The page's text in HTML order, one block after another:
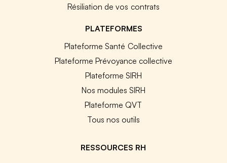
Résiliation de vos contrats
PLATEFORMES
Plateforme Santé Collective
Plateforme Prévoyance collective
Plateforme SIRH
Nos modules SIRH
Plateforme QVT
Tous nos outils
RESSOURCES RH